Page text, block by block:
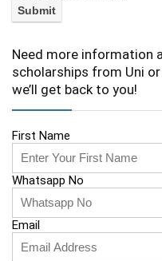
Need more information
scholarships from Uni
we’ll get back to you!
First Name
Whatsapp No
Email